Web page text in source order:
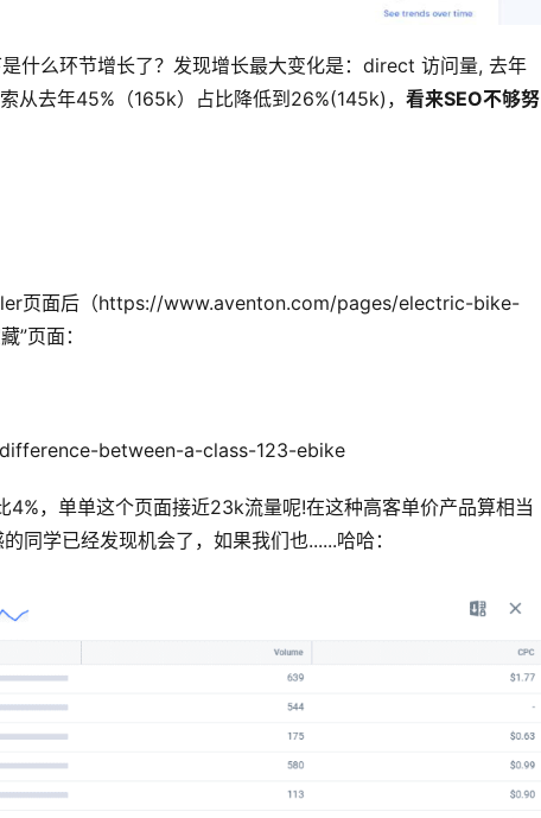
什么环节增长了？发现增长最大变化是：direct 访问量, 去年
从去年45%（165k）占比降低到26%(145k)， 看来SEO不够努
页面后（https://www.aventon.com/pages/electric-bike-
”页面：
between-a-class-123-ebike
，单单这个页面接近23k流量呢!在这种高客单价产品算相当
同学已经发现机会了，如果我们也......哈哈：